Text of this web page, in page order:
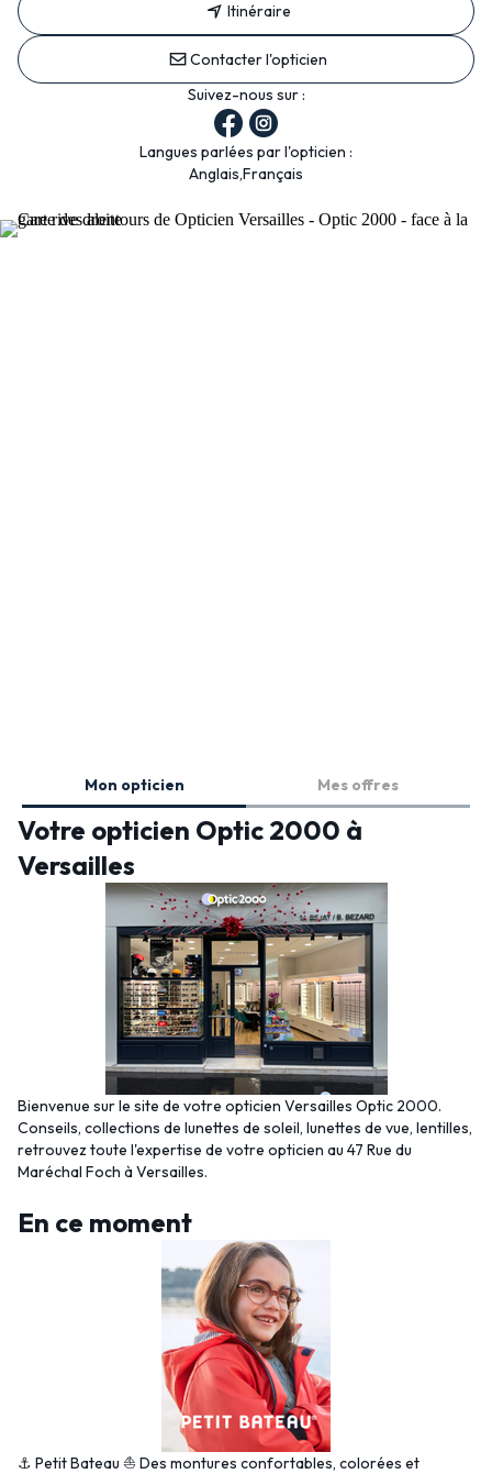
Itinéraire
Contacter l'opticien
Suivez-nous sur :
Langues parlées par l'opticien :
Anglais,Français
Mon opticien Mes offres
Votre opticien Optic 2000 à
Versailles
Bienvenue sur le site de votre opticien Versailles Optic 2000.
Conseils, collections de lunettes de soleil, lunettes de vue, lentilles,
retrouvez toute l'expertise de votre opticien au 47 Rue du
Maréchal Foch à Versailles.
En ce moment
⚓ Petit Bateau ⛵ Des montures confortables, colorées et